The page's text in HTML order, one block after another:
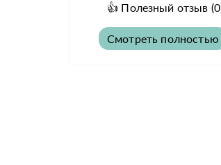
👍 Полезный отзыв
Смотреть полностью